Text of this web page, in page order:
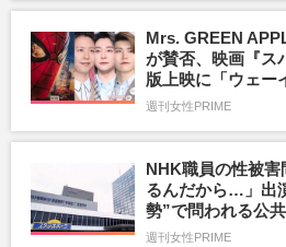
Mrs. GREEN
が賛否、映画『ス
版上映に「ウェー
週刊女性PRIME
NHK職員の性被
るんだから…」出
勢”で問われる公
週刊女性PRIME